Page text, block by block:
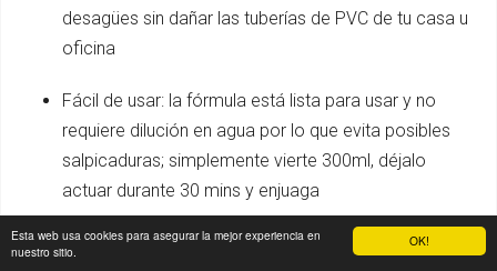
OK!
Esta web usa cookies para asegurar la mejor experiencia en
nuestro sitio.
desagües sin dañar las tuberías de PVC de tu casa u
oficina
Fácil de usar: la fórmula está lista para usar y no
requiere dilución en agua por lo que evita posibles
salpicaduras; simplemente vierte 300ml, déjalo
actuar durante 30 mins y enjuaga
Lo mejor para tu hogar: una cañería atascada jamás